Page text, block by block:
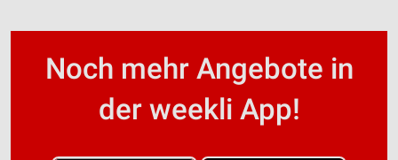
Noch mehr Angebote in
der weekli App!